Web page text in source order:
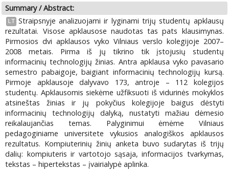
Summary / Abstract:
LT Straipsnyje analizuojami ir lyginami trijų studentų apklausų
rezultatai. Visose apklausose naudotas tas pats klausimynas.
Pirmosios dvi apklausos vyko Vilniaus verslo kolegijoje 2007–
2008 metais. Pirma iš jų tikrino tik įstojusių studentų
informacinių technologijų žinias. Antra apklausa vyko pavasario
semestro pabaigoje, baigiant informacinių technologijų kursą.
Pirmoje apklausoje dalyvavo 173, antroje – 112 kolegijos
studentų. Apklausomis siekėme užfiksuoti iš vidurinės mokyklos
atsineštas žinias ir jų pokyčius kolegijoje baigus dėstyti
informacinių technologijų dalyką, nustatyti mažiau dėmesio
reikalaujančias temas. Palyginimui ėmėme Vilniaus
pedagoginiame universitete vykusios analogiškos apklausos
rezultatus. Kompiuterinių žinių anketa buvo sudarytas iš trijų
dalių: kompiuteris ir vartotojo sąsaja, informacijos tvarkymas,
tekstas – hipertekstas – įvairialypė aplinka.